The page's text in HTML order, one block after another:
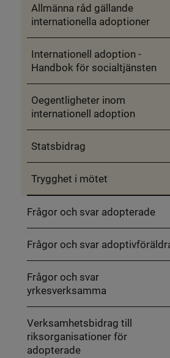
Allmänna råd gällande
internationella adoptioner
Internationell adoption -
Handbok för socialtjänsten
Oegentligheter inom
internationell adoption
Statsbidrag
Trygghet i mötet
Frågor och svar adopterade
Frågor och svar
Frågor och svar
yrkesverksamma
Verksamhetsbidrag till
riksorganisationer för
adopterade